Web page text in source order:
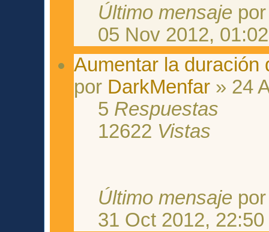
Último mensaje
05 Nov 2012, 01:02
Aumentar la duración
por DarkMenfar » 24
5 Respuestas
12622 Vistas
Último mensaje
31 Oct 2012, 22:50